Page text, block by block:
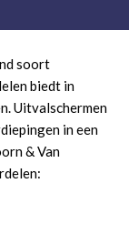
soort
biedt in
Uitvalschermen
in een
& Van